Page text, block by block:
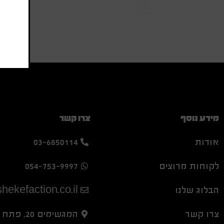
מידע נוסף
אודות
לקוחות מרוצים
הבלוג שלנו
צרו קשר
צרו קשר
03-6850114
054-753-9997
המגשימים 20, פתח תקווה